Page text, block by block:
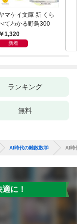
マケイ文庫 新 くら
てわかる野鳥300
1,320
新着
ランキング
無料
AI時代の離散数学 AI時
に！